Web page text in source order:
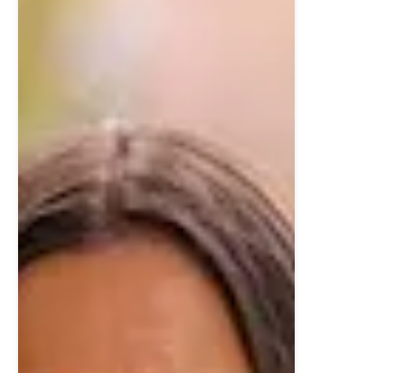
Dessutom finns en separat WC – praktiskt för gäster
och större sällskap.
Den högra delen a parhusen har en stor hall på nedre
plan som kan fungera som ett allrum med utgång till
altan med förmiddagssol.
På övervåningen öppnar bostaden upp sig i en